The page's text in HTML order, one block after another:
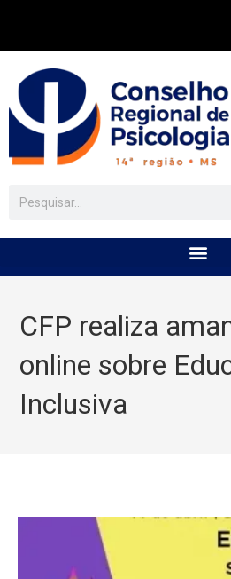
CFP realiza
online sobre
Inclusiva